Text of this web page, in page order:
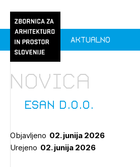
Praksa
1/1
Pozdravljeni
Prijavite se s svojim ZAPS
Esan d.o.o.
Novica
Aktualno
Objavljeno 02. junija 2026
Urejeno 02. junija 2026
1/2
Prijava na novičnik
Ostanite na tekočem z novicami in se
Novičnike. Označite svojo izbiro.